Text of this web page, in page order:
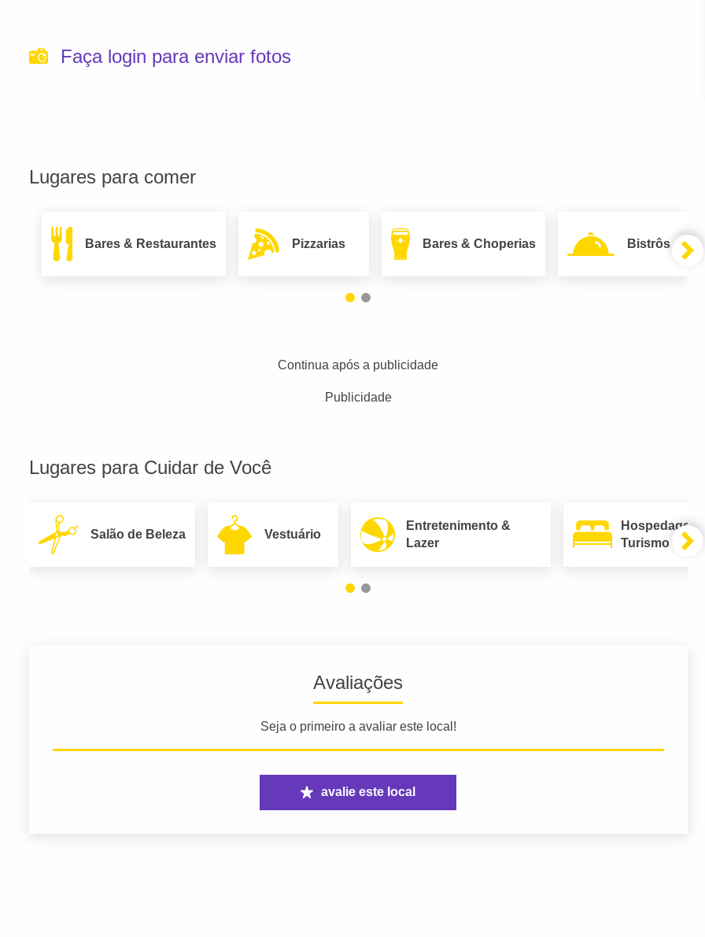
Faça login para enviar fotos
Lugares para comer
Bares & Restaurantes Pizzarias Bares & Choperias Bistrôs
Continua após a publicidade
Publicidade
Lugares para Cuidar de Você
Salão de Beleza Vestuário
Entretenimento &
Lazer
Hospedagem
Turismo
Avaliações
Seja o primeiro a avaliar este local!
avalie este local